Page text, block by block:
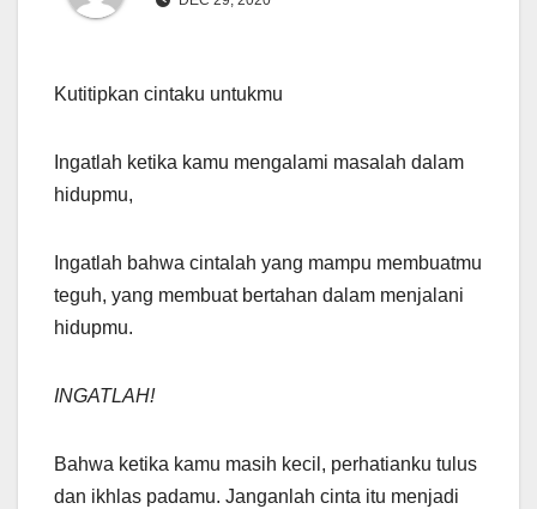
Kutitipkan cintaku untukmu
Ingatlah ketika kamu mengalami masalah dalam
hidupmu,
Ingatlah bahwa cintalah yang mampu membuatmu
teguh, yang membuat bertahan dalam menjalani
hidupmu.
INGATLAH!
Bahwa ketika kamu masih kecil, perhatianku tulus
dan ikhlas padamu. Janganlah cinta itu menjadi